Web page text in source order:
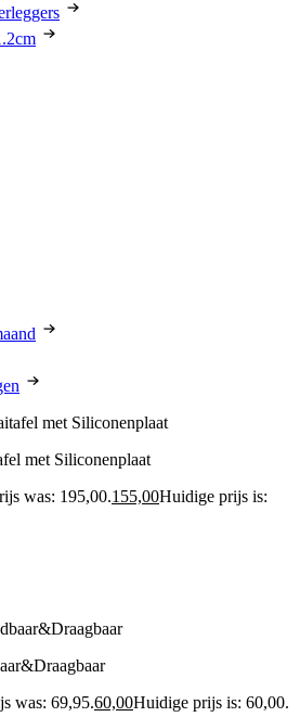
met Siliconenplaat
was: 195,00.155,00Huidige prijs is:
was: 69,95.60,00Huidige prijs is: 60,00.